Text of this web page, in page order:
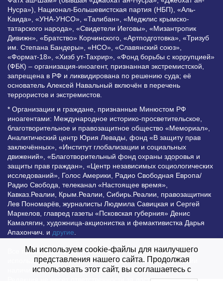
Нусра»), Национал-Большевистская партия (НБП), «Аль-
Каида», «УНА-УНСО», «Талибан», «Меджлис крымско-
татарского народа», «Свидетели Иеговы», «Мизантропик
Дивижн», «Братство» Корчинского, «Артподготовка», «Тризуб
им. Степана Бандеры», «НСО», «Славянский союз»,
«Формат-18», «Хизб ут-Тахрир», «Фонд борьбы с коррупцией»
(ФБК) – организация-иноагент, признанная экстремистской,
запрещена в РФ и ликвидирована по решению суда; её
основатель Алексей Навальный включён в перечень
террористов и экстремистов.
* Организации и граждане, признанные Минюстом РФ
иноагентами: Международное историко-просветительское,
благотворительное и правозащитное общество «Мемориал»,
Аналитический центр Юрия Левады, фонд «В защиту прав
заключённых», «Институт глобализации и социальных
движений», «Благотворительный фонд охраны здоровья и
защиты прав граждан», «Центр независимых социологических
исследований», Голос Америки, Радио Свободная Европа/
Радио Свобода, телеканал «Настоящее время»,
Кавказ.Реалии, Крым.Реалии, Сибирь.Реалии, правозащитник
Лев Пономарёв, журналисты Людмила Савицкая и Сергей
Маркелов, главред газеты «Псковская губерния» Денис
Камалягин, художница-акционистка и фемактивистка Дарья
Апахончич. и другие.
Все права защищены и охраняются законом. Любое
использование материалов сайта допустимо при условии
наличия активной гиперссылки на Vesti.UZ.
Мы используем cookie-файлы для наилучшего
представления нашего сайта. Продолжая
использовать этот сайт, вы соглашаетесь с